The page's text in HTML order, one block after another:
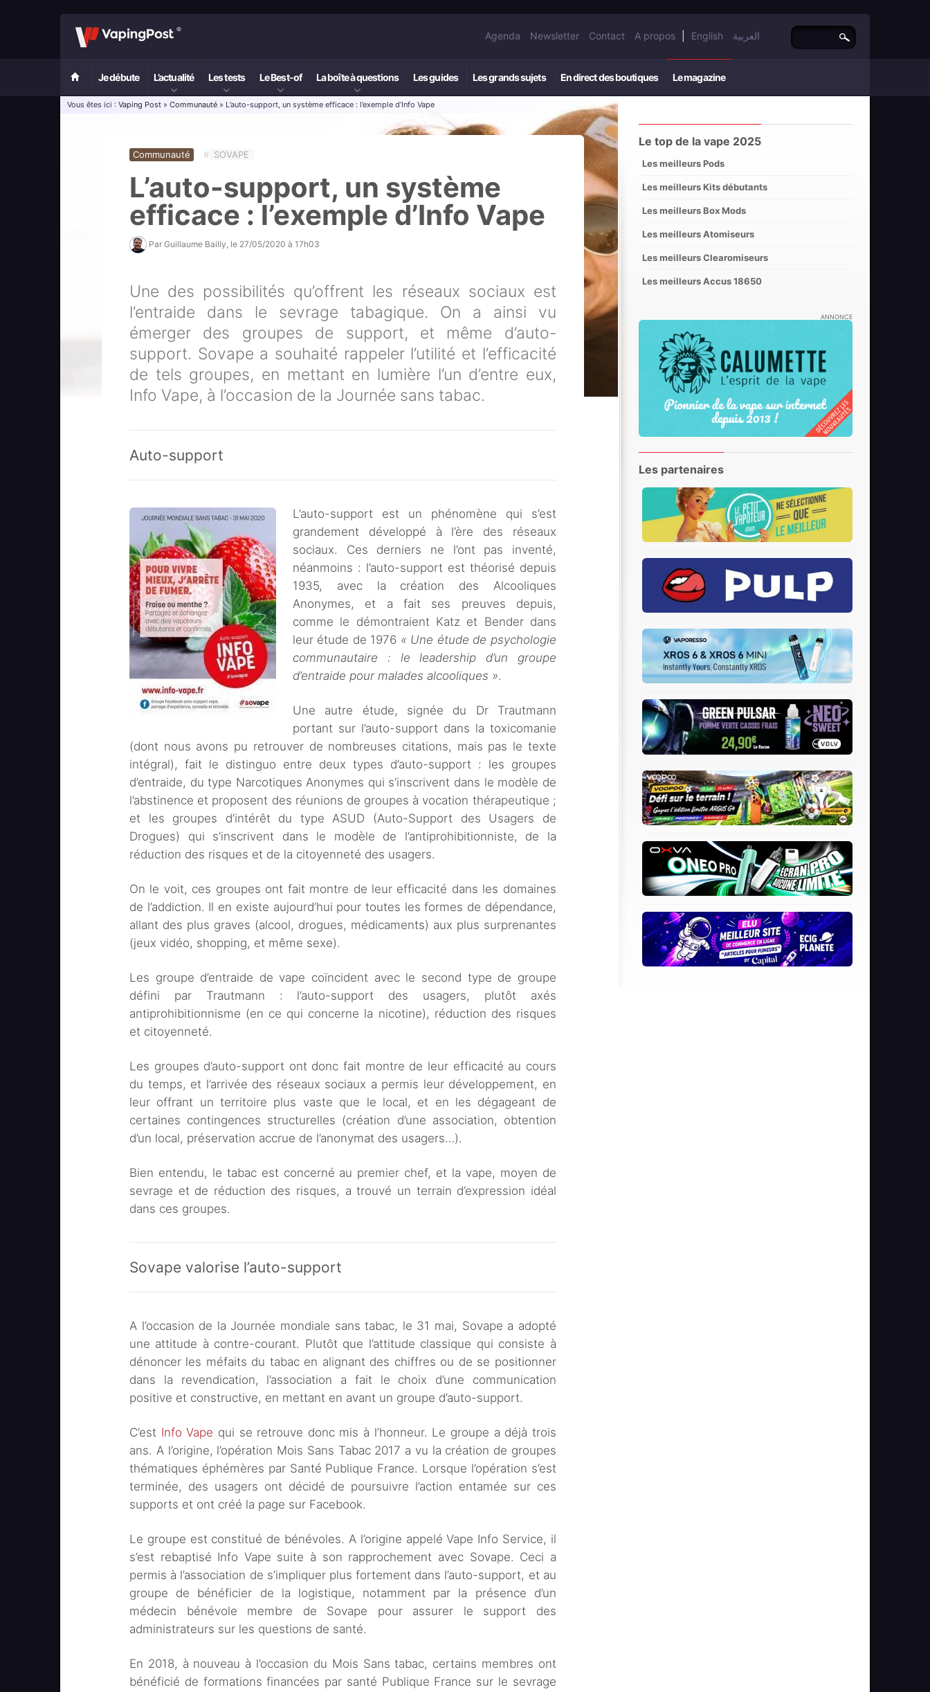
Agenda Newsletter Contact A propos English العربية
Je débute L’actualité Les tests Le Best-of La boîte à questions Les guides Les grands sujets En direct des boutiques Le magazine
Vous êtes ici : Vaping Post » Communauté » L’auto-support, un système efficace : l’exemple d’Info Vape
Communauté # SOVAPE
L’auto-support, un système
efficace : l’exemple d’Info Vape
Par Guillaume Bailly , le 27/05/2020 à 17h03
Une des possibilités qu’offrent les réseaux sociaux est
l’entraide dans le sevrage tabagique. On a ainsi vu
émerger des groupes de support, et même d’auto-
support. Sovape a souhaité rappeler l’utilité et l’efficacité
de tels groupes, en mettant en lumière l’un d’entre eux,
Info Vape, à l’occasion de la Journée sans tabac.
Auto-support
L’auto-support est un phénomène qui s’est
grandement développé à l’ère des réseaux
sociaux. Ces derniers ne l’ont pas inventé,
néanmoins : l’auto-support est théorisé depuis
1935, avec la création des Alcooliques
Anonymes, et a fait ses preuves depuis,
comme le démontraient Katz et Bender dans
leur étude de 1976 « Une étude de psychologie
communautaire : le leadership d’un groupe
d’entraide pour malades alcooliques ».
Une autre étude, signée du Dr Trautmann
portant sur l’auto-support dans la toxicomanie
(dont nous avons pu retrouver de nombreuses citations, mais pas le texte
intégral), fait le distinguo entre deux types d’auto-support : les groupes
d’entraide, du type Narcotiques Anonymes qui s’inscrivent dans le modèle de
l’abstinence et proposent des réunions de groupes à vocation thérapeutique ;
et les groupes d’intérêt du type ASUD (Auto-Support des Usagers de
Drogues) qui s’inscrivent dans le modèle de l’antiprohibitionniste, de la
réduction des risques et de la citoyenneté des usagers.
On le voit, ces groupes ont fait montre de leur efficacité dans les domaines
de l’addiction. Il en existe aujourd’hui pour toutes les formes de dépendance,
allant des plus graves (alcool, drogues, médicaments) aux plus surprenantes
(jeux vidéo, shopping, et même sexe).
Les groupe d’entraide de vape coïncident avec le second type de groupe
défini par Trautmann : l’auto-support des usagers, plutôt axés
antiprohibitionnisme (en ce qui concerne la nicotine), réduction des risques
et citoyenneté.
Les groupes d’auto-support ont donc fait montre de leur efficacité au cours
du temps, et l’arrivée des réseaux sociaux a permis leur développement, en
leur offrant un territoire plus vaste que le local, et en les dégageant de
certaines contingences structurelles (création d’une association, obtention
d’un local, préservation accrue de l’anonymat des usagers…).
Bien entendu, le tabac est concerné au premier chef, et la vape, moyen de
sevrage et de réduction des risques, a trouvé un terrain d’expression idéal
dans ces groupes.
Sovape valorise l’auto-support
A l’occasion de la Journée mondiale sans tabac, le 31 mai, Sovape a adopté
une attitude à contre-courant. Plutôt que l’attitude classique qui consiste à
dénoncer les méfaits du tabac en alignant des chiffres ou de se positionner
dans la revendication, l’association a fait le choix d’une communication
positive et constructive, en mettant en avant un groupe d’auto-support.
C’est Info Vape qui se retrouve donc mis à l’honneur. Le groupe a déjà trois
ans. A l’origine, l’opération Mois Sans Tabac 2017 a vu la création de groupes
thématiques éphémères par Santé Publique France. Lorsque l’opération s’est
terminée, des usagers ont décidé de poursuivre l’action entamée sur ces
supports et ont créé la page sur Facebook.
Le groupe est constitué de bénévoles. A l’origine appelé Vape Info Service, il
s’est rebaptisé Info Vape suite à son rapprochement avec Sovape. Ceci a
permis à l’association de s’impliquer plus fortement dans l’auto-support, et au
groupe de bénéficier de la logistique, notamment par la présence d’un
médecin bénévole membre de Sovape pour assurer le support des
administrateurs sur les questions de santé.
En 2018, à nouveau à l’occasion du Mois Sans tabac, certains membres ont
bénéficié de formations financées par santé Publique France sur le sevrage
Le top de la vape 2025
Les meilleurs Pods
Les meilleurs Kits débutants
Les meilleurs Box Mods
Les meilleurs Atomiseurs
Les meilleurs Clearomiseurs
Les meilleurs Accus 18650
ANNONCE
Les partenaires